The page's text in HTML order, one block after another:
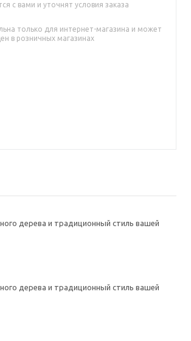
с вами и уточнят условия заказа
только для интернет-магазина и может
в розничных магазинах
дерева и традиционный стиль вашей
дерева и традиционный стиль вашей